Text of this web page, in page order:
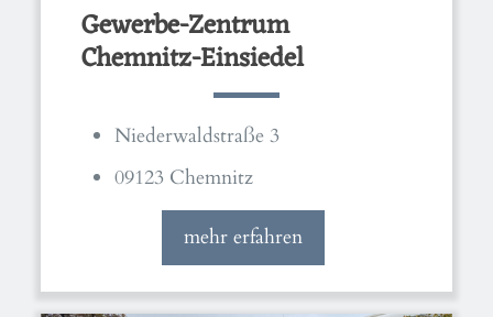
Gewerbe-Zentrum
Chemnitz-Einsiedel
Niederwaldstraße 3
09123 Chemnitz
mehr erfahren